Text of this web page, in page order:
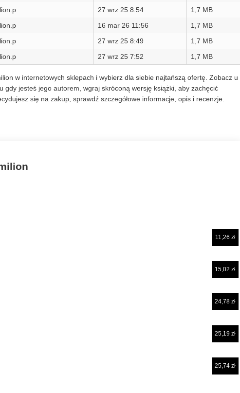
27 wrz 25 8:54
1,7 MB
16 mar 26 11:56
1,7 MB
27 wrz 25 8:49
1,7 MB
27 wrz 25 7:52 1,7 MB
w internetowych sklepach i wybierz dla siebie najtańszą ofertę. Zobacz u
gdy jesteś jego autorem, wgraj skróconą wersję książki, aby zachęcić
się na zakup, sprawdź szczegółowe informacje, opis i recenzje.